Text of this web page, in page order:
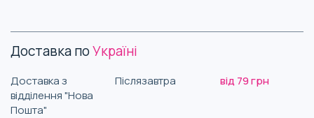
Доставка поУкраїні
Доставка з
відділення "Нова
Пошта"
Післязавтра від 79 грн